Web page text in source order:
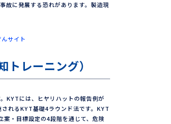
故に発展する恐れがあります。製造現
サイト
レーニング）
KYTには、ヒヤリハットの報告例が
れるKYT基礎4ラウンド法です。KYT
・目標設定の4段階を通じて、危険